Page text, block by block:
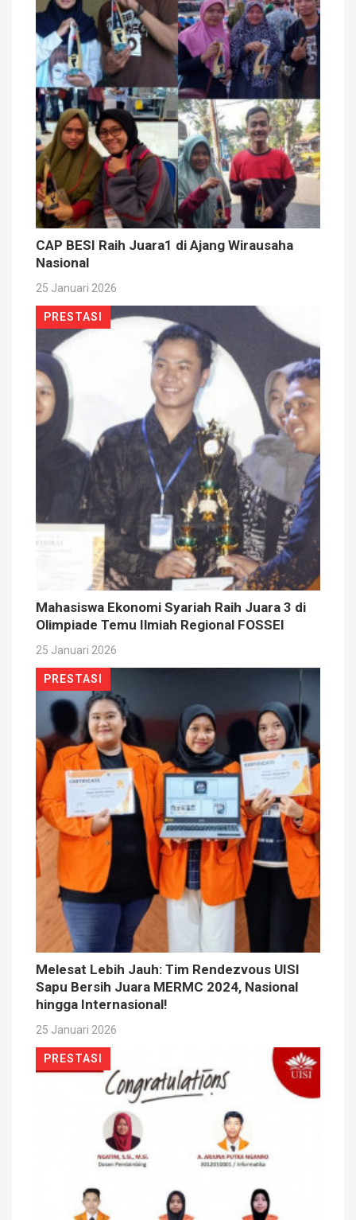
CAP BESI Raih Juara1 di Ajang Wirausaha
Nasional
25 Januari 2026
PRESTASI
Mahasiswa Ekonomi Syariah Raih Juara 3 di
Olimpiade Temu Ilmiah Regional FOSSEI
25 Januari 2026
PRESTASI
Melesat Lebih Jauh: Tim Rendezvous UISI
Sapu Bersih Juara MERMC 2024, Nasional
hingga Internasional!
25 Januari 2026
PRESTASI